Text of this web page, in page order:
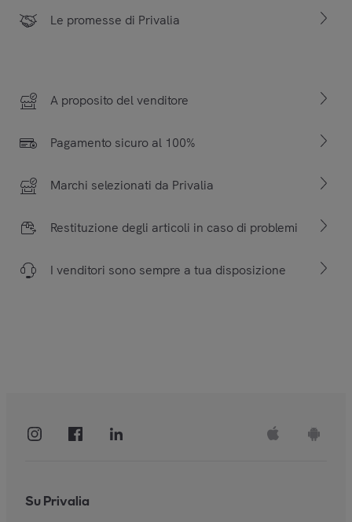
Le promesse di Privalia
A proposito del venditore
Pagamento sicuro al 100%
Marchi selezionati da Privalia
Restituzione degli articoli in caso di problemi
I venditori sono sempre a tua disposizione
Su Privalia